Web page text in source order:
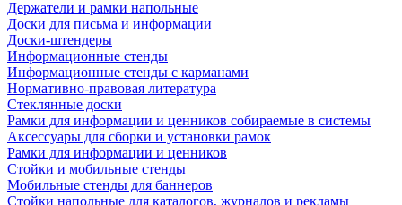
Держатели и рамки напольные
Доски для письма и информации
Доски-штендеры
Информационные стенды
Информационные стенды с карманами
Нормативно-правовая литература
Стеклянные доски
Рамки для информации и ценников собираемые в системы
Аксессуары для сборки и установки рамок
Рамки для информации и ценников
Стойки и мобильные стенды
Мобильные стенды для баннеров
Стойки напольные для каталогов, журналов и рекламы